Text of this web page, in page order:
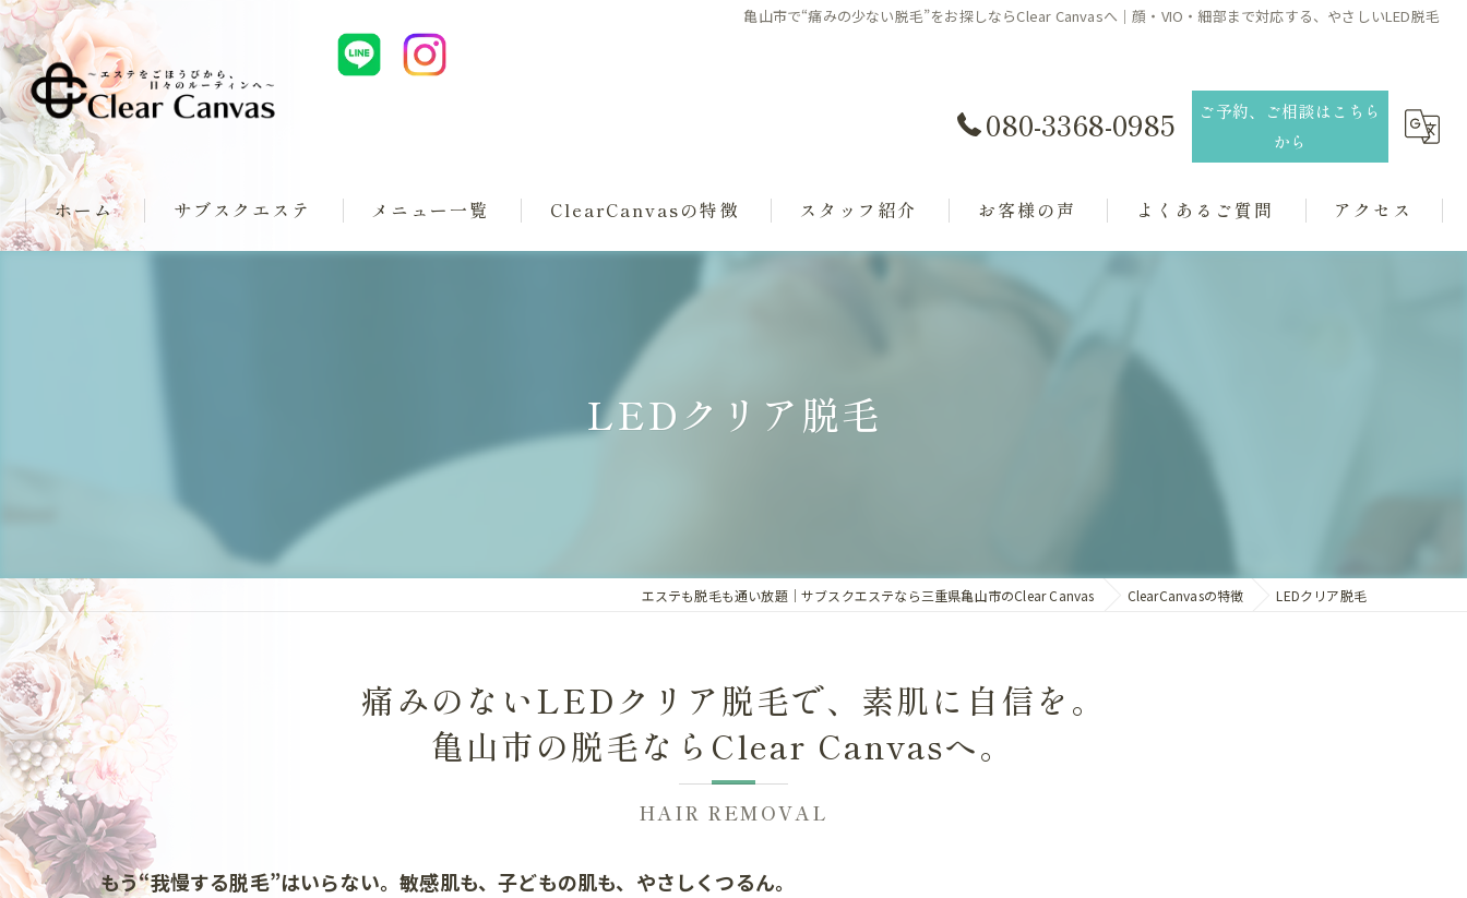
亀山市で“痛みの少ない脱毛”をお探しならClear Canvasへ｜顔・VIO・細部まで対応する、やさしいLED脱毛
080-3368-0985
ご予約、ご相談はこちら
から
ホーム サブスクエステ メニュー一覧 ClearCanvasの特徴
タイムリバースエステ
クイックケアエステ
LEDクリア脱毛
スタッフ紹介 お客様の声 よくあるご質問 アクセス
LEDクリア脱毛
エステも脱毛も通い放題｜サブスクエステなら三重県亀山市のClear Canvas ClearCanvasの特徴 LEDクリア脱毛
痛みのないLEDクリア脱毛で、素肌に自信を。
亀山市の脱毛ならClear Canvasへ。
HAIR REMOVAL
もう“我慢する脱毛”はいらない。敏感肌も、子どもの肌も、やさしくつるん。